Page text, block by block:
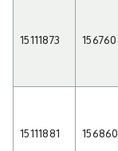
15111873 156760
15111881 156860